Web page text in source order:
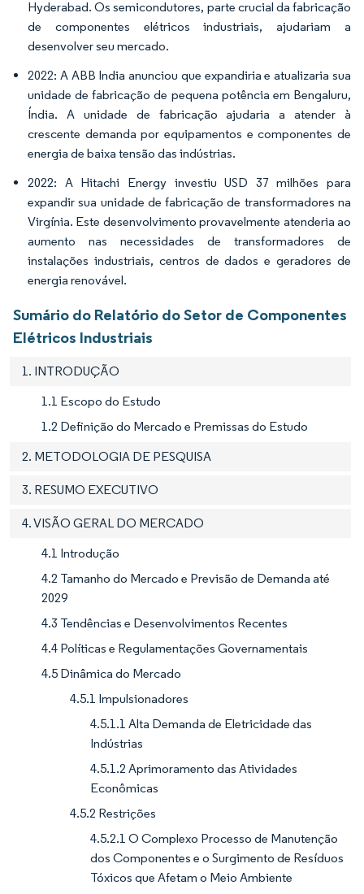
Hyderabad. Os semicondutores, parte crucial da fabricação
de componentes elétricos industriais, ajudariam a
desenvolver seu mercado.
2022: A ABB India anunciou que expandiria e atualizaria sua
unidade de fabricação de pequena potência em Bengaluru,
Índia. A unidade de fabricação ajudaria a atender à
crescente demanda por equipamentos e componentes de
energia de baixa tensão das indústrias.
2022: A Hitachi Energy investiu USD 37 milhões para
expandir sua unidade de fabricação de transformadores na
Virgínia. Este desenvolvimento provavelmente atenderia ao
aumento nas necessidades de transformadores de
instalações industriais, centros de dados e geradores de
energia renovável.
Sumário do Relatório do Setor de Componentes
Elétricos Industriais
1. INTRODUÇÃO
1.1 Escopo do Estudo
1.2 Definição do Mercado e Premissas do Estudo
2. METODOLOGIA DE PESQUISA
3. RESUMO EXECUTIVO
4. VISÃO GERAL DO MERCADO
4.1 Introdução
4.2 Tamanho do Mercado e Previsão de Demanda até
2029
4.3 Tendências e Desenvolvimentos Recentes
4.4 Políticas e Regulamentações Governamentais
4.5 Dinâmica do Mercado
4.5.1 Impulsionadores
4.5.1.1 Alta Demanda de Eletricidade das
Indústrias
4.5.1.2 Aprimoramento das Atividades
Econômicas
4.5.2 Restrições
4.5.2.1 O Complexo Processo de Manutenção
dos Componentes e o Surgimento de Resíduos
Tóxicos que Afetam o Meio Ambiente